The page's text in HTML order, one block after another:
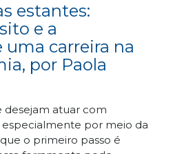
estantes:
e a
carreira na
por Paola
desejam atuar com
por meio da
o primeiro passo é